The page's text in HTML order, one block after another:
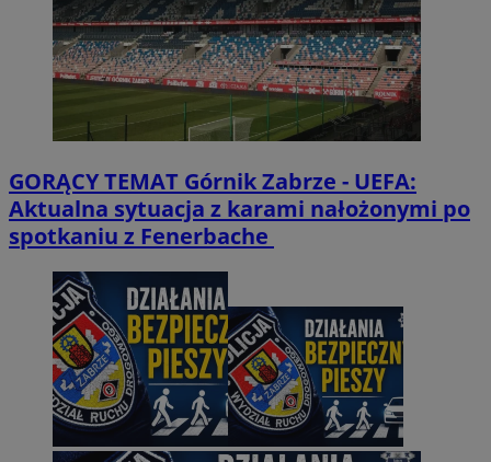
GORĄCY TEMAT Górnik Zabrze - UEFA:
Aktualna sytuacja z karami nałożonymi po
spotkaniu z Fenerbache